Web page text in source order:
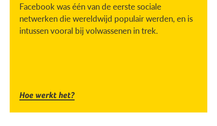
Facebook was één van de eerste sociale
netwerken die wereldwijd populair werden, en is
intussen vooral bij volwassenen in trek.
Hoe werkt het?